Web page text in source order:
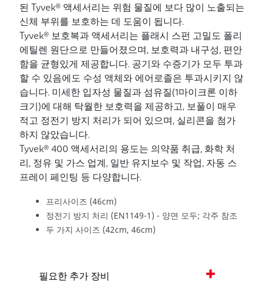
된 Tyvek® 액세서리는 위험 물질에 보다 많이 노출되는
신체 부위를 보호하는 데 도움이 됩니다.
Tyvek® 보호복과 액세서리는 플래시 스펀 고밀도 폴리
에틸렌 원단으로 만들어졌으며, 보호력과 내구성, 편안
함을 균형있게 제공합니다. 공기와 수증기가 모두 투과
할 수 있음에도 수성 액체와 에어로졸은 투과시키지 않
습니다. 미세한 입자성 물질과 섬유질(1마이크론 이하
크기)에 대해 탁월한 보호력을 제공하고, 보풀이 매우
적고 정전기 방지 처리가 되어 있으며, 실리콘을 첨가
하지 않았습니다.
Tyvek® 400 액세서리의 용도는 의약품 취급, 화학 처
리, 정유 및 가스 업계, 일반 유지보수 및 작업, 자동 스
프레이 페인팅 등 다양합니다.
프리사이즈 (46cm)
정전기 방지 처리 (EN1149-1) - 양면 모두; 각주 참조
두 가지 사이즈 (42cm, 46cm)
필요한 추가 장비